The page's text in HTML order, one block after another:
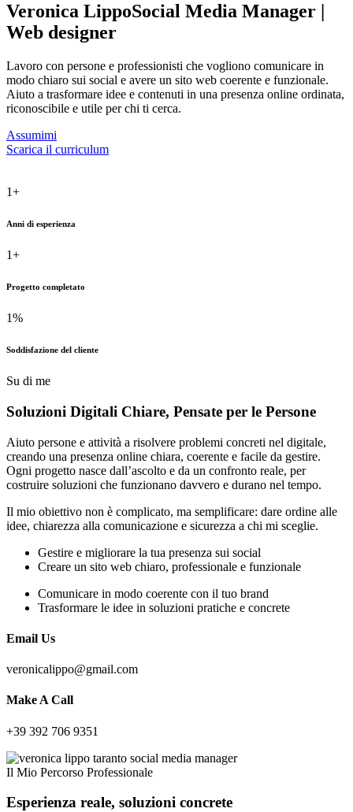
Veronica LippoSocial Media Manager |
Web designer
Lavoro con persone e professionisti che vogliono comunicare in
modo chiaro sui social e avere un sito web coerente e funzionale.
Aiuto a trasformare idee e contenuti in una presenza online ordinata,
riconoscibile e utile per chi ti cerca.
Assumimi
Scarica il curriculum
1+
Anni di esperienza
1+
Progetto completato
1%
Soddisfazione del cliente
Su di me
Soluzioni Digitali Chiare, Pensate per le Persone
Aiuto persone e attività a risolvere problemi concreti nel digitale,
creando una presenza online chiara, coerente e facile da gestire.
Ogni progetto nasce dall’ascolto e da un confronto reale, per
costruire soluzioni che funzionano davvero e durano nel tempo.
Il mio obiettivo non è complicato, ma semplificare: dare ordine alle
idee, chiarezza alla comunicazione e sicurezza a chi mi sceglie.
Gestire e migliorare la tua presenza sui social
Creare un sito web chiaro, professionale e funzionale
Comunicare in modo coerente con il tuo brand
Trasformare le idee in soluzioni pratiche e concrete
Email Us
veronicalippo@gmail.com
Make A Call
+39 392 706 9351
Il Mio Percorso Professionale
Esperienza reale, soluzioni concrete